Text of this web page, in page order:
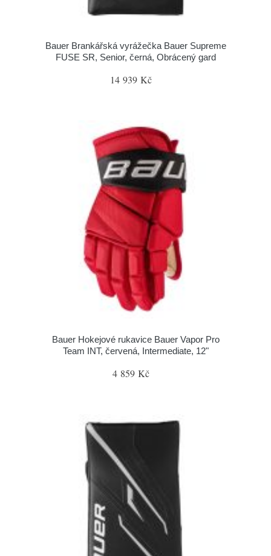
Bauer Brankářská vyrážečka Bauer Supreme
FUSE SR, Senior, černá, Obrácený gard
14 939 Kč
Bauer Hokejové rukavice Bauer Vapor Pro
Team INT, červená, Intermediate, 12"
4 859 Kč